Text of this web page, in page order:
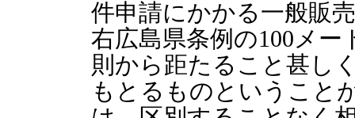
件申請にかかる一般販
右広島県条例の100メ
則から距たること甚し
もとるものということ